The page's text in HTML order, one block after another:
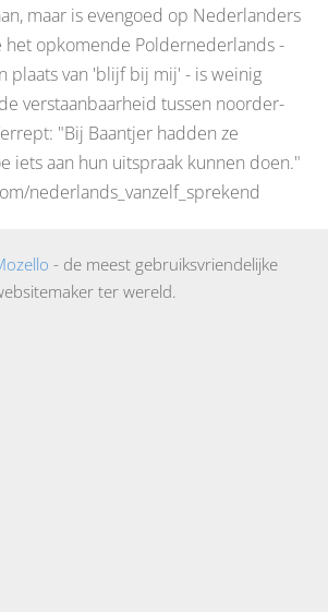
maar is evengoed op Nederlanders
het opkomende Poldernederlands -
plaats van 'blijf bij mij' - is weinig
verstaanbaarheid tussen noorder-
"Bij Baantjer hadden ze
iets aan hun uitspraak kunnen doen."
nederlands_vanzelf_sprekend
- de meest gebruiksvriendelijke
ter wereld.